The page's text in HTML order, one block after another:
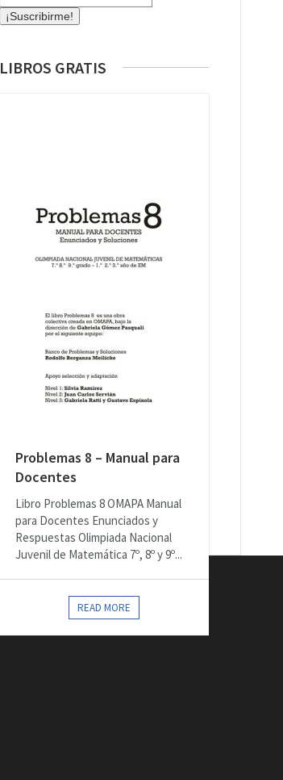
LIBROS GRATIS
Problemas 8 – Manual para
Docentes
Libro Problemas 8 OMAPA Manual
para Docentes Enunciados y
Respuestas Olimpiada Nacional
Juvenil de Matemática 7º, 8º y 9º...
READ MORE